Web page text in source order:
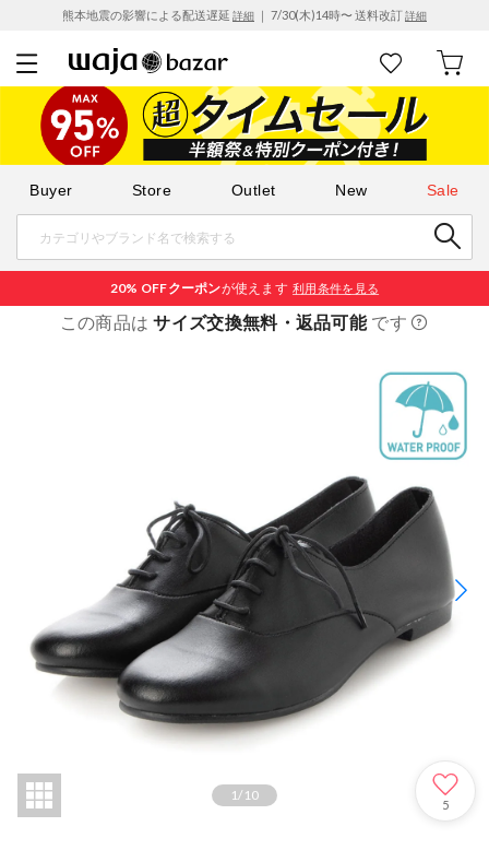
熊本地震の影響による配送遅延 詳細 ｜ 7/30(木)14時〜 送料改訂詳細
Buyer Store Outlet New Sale
20% OFFクーポンが使えます 利用条件を見る
この商品はサイズ交換無料・返品可能です
1 / 10
5